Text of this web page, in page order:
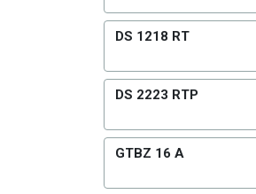
DS 1218 RT
DS 2223 RTP
GTBZ 16 A